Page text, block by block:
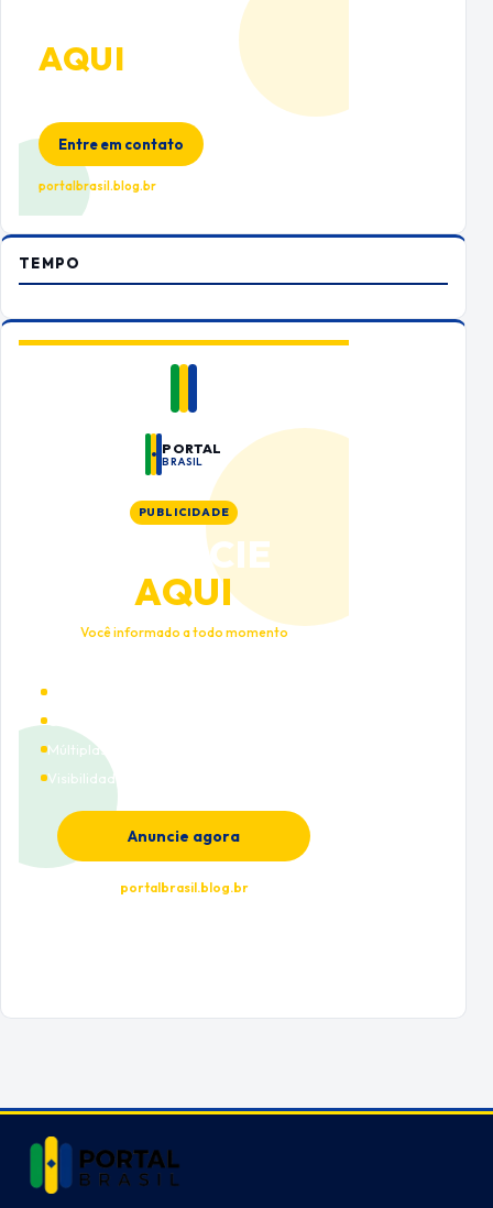
AQUI
Entre em contato
portalbrasil.blog.br
TEMPO
PORTAL
BRASIL
PUBLICIDADE
ANUNCIE
AQUI
Você informado a todo momento
Cobertura nacional
Múltiplas categorias
Visibilidade premium
Anuncie agora
portalbrasil.blog.br